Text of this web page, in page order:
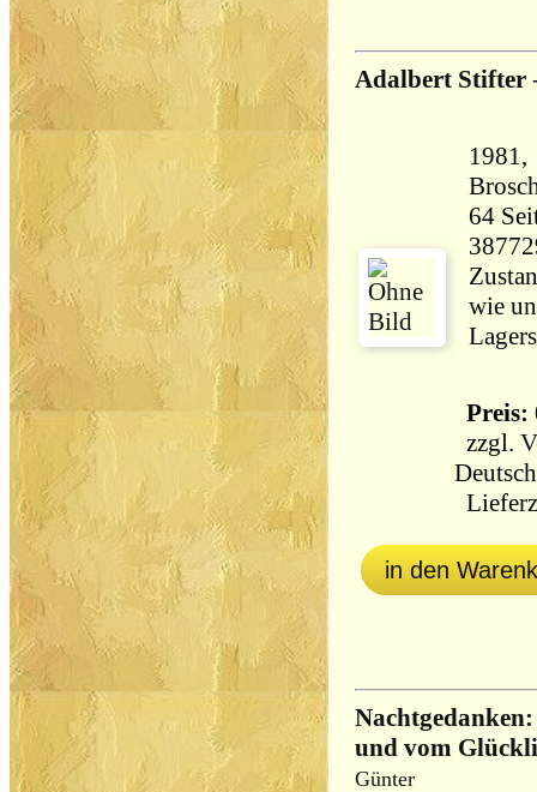
Adalbert Stifter
1981,
64 Seiten
wie
Preis:
zzgl.
in den
und vom
Günter